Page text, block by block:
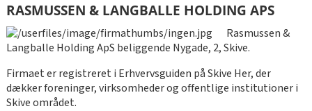
RASMUSSEN & LANGBALLE HOLDING APS
Rasmussen &
Langballe Holding ApS beliggende Nygade, 2, Skive.
Firmaet er registreret i Erhvervsguiden på Skive Her, der
dækker foreninger, virksomheder og offentlige institutioner i
Skive området.